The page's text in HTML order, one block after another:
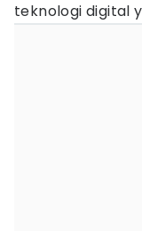
teknologi digital